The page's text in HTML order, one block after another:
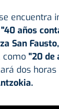
encuentra
"40 años
San Fausto,
como"20 de
dos